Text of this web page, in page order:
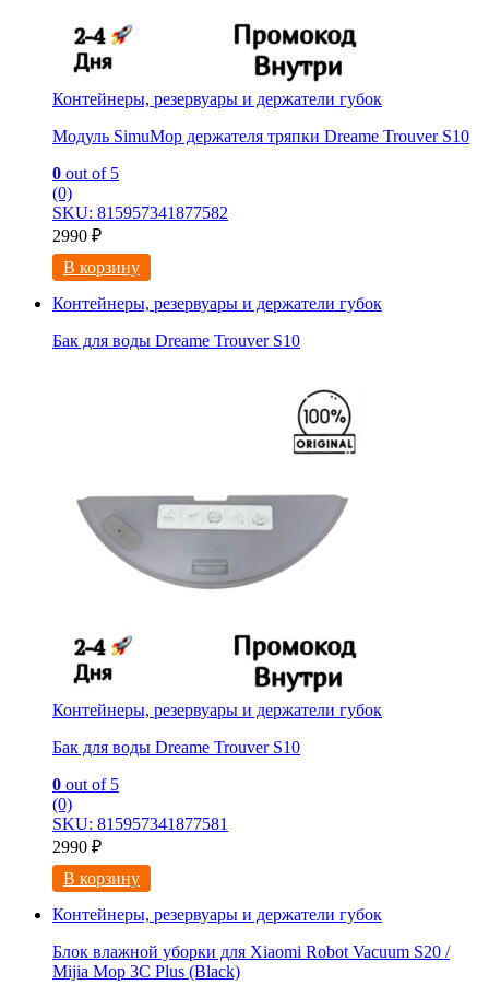
Контейнеры, резервуары и держатели губок
Модуль SimuMop держателя тряпки Dreame Trouver S10
0 out of 5
(0)
SKU: 815957341877582
2990 ₽
В корзину
Контейнеры, резервуары и держатели губок
Бак для воды Dreame Trouver S10
Контейнеры, резервуары и держатели губок
Бак для воды Dreame Trouver S10
0 out of 5
(0)
SKU: 815957341877581
2990 ₽
В корзину
Контейнеры, резервуары и держатели губок
Блок влажной уборки для Xiaomi Robot Vacuum S20 /
Mijia Mop 3С Рlus (Black)